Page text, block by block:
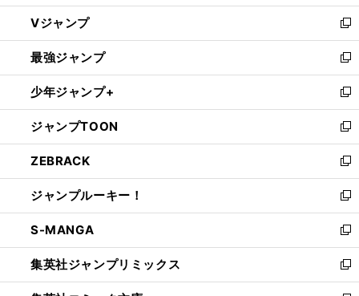
ウ
ィ
ン
ド
ウ
で
開
く
し
い
ウ
ィ
ン
ド
ウ
で
開
く
Vジャンプ
新
し
い
ウ
ィ
ン
ド
ウ
で
開
く
最強ジャンプ
新
し
い
ウ
ィ
ン
ド
ウ
で
開
く
少年ジャンプ+
新
し
い
ウ
ィ
ン
ド
ウ
で
開
く
ジャンプTOON
新
し
い
ウ
ィ
ン
ド
ウ
で
開
ZEBRACK
新
し
い
ウ
ィ
ン
ド
ウ
ジャンプルーキー！
新
し
い
ウ
ィ
ン
S-MANGA
新
し
い
ウ
集英社ジャンプリミックス
新
し